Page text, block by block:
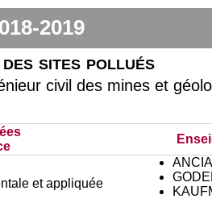
2019
sites pollués
civil des mines et
et appliquée